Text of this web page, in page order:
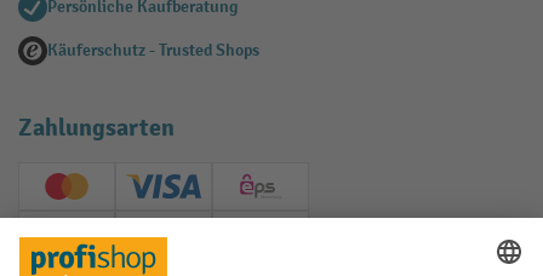
Persönliche Kaufberatung
Käuferschutz - Trusted Shops
Zahlungsarten
Creditcard (Master)Creditcard (Visa)
EPS
PayPal